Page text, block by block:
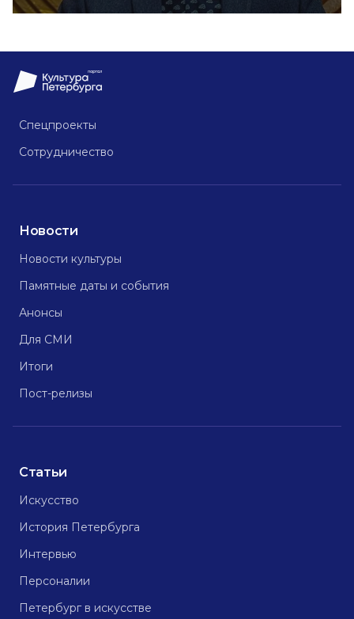
образования для детей.
Спецпроекты
Сотрудничество
Новости
Новости культуры
Памятные даты и события
Анонсы
Для СМИ
Итоги
Пост-релизы
Статьи
Искусство
История Петербурга
Интервью
Персоналии
Петербург в искусстве